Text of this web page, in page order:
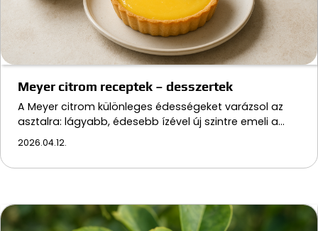
Meyer citrom receptek – desszertek
A Meyer citrom különleges édességeket varázsol az
asztalra: lágyabb, édesebb ízével új szintre emeli a…
2026.04.12.